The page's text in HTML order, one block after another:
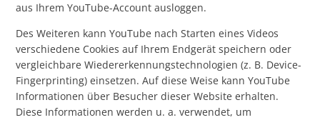
aus Ihrem YouTube-Account ausloggen.
Des Weiteren kann YouTube nach Starten eines Videos
verschiedene Cookies auf Ihrem Endgerät speichern oder
vergleichbare Wiedererkennungstechnologien (z. B. Device-
Fingerprinting) einsetzen. Auf diese Weise kann YouTube
Informationen über Besucher dieser Website erhalten.
Diese Informationen werden u. a. verwendet, um